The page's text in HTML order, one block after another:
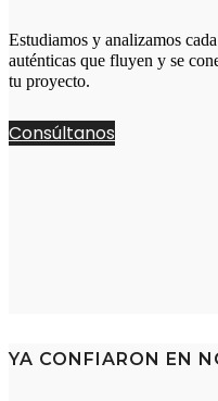
Estudiamos y analizamos
auténticas que fluyen y se
tu proyecto.
Consúltanos
YA CONFIARON EN